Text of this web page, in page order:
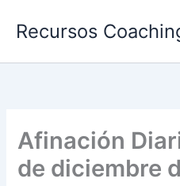
Recursos
Afinación
de diciembre